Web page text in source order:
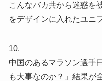
こんなバカ共から迷惑を
をデザインに入れたユニ
10.
中国のあるマラソン選手
も大事なのか？」結果が